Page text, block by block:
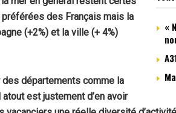
«
des Français mais la
(+2%) et la ville (+ 4%)
des départements comme la
est justement d’en avoir